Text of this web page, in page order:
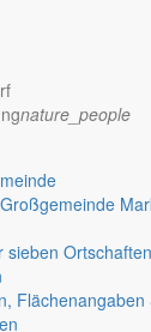
nature_people
sieben Ortschaften
Flächenangaben